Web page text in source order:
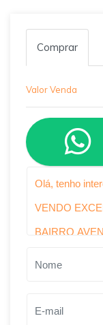
Comprar
Valor Venda